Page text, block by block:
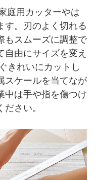
庭用カッターやは
す。刃のよく切れる
もスムーズに調整で
自由にサイズを変え
きれいにカットし
スケールを当てなが
中は手や指を傷つけ
さい。